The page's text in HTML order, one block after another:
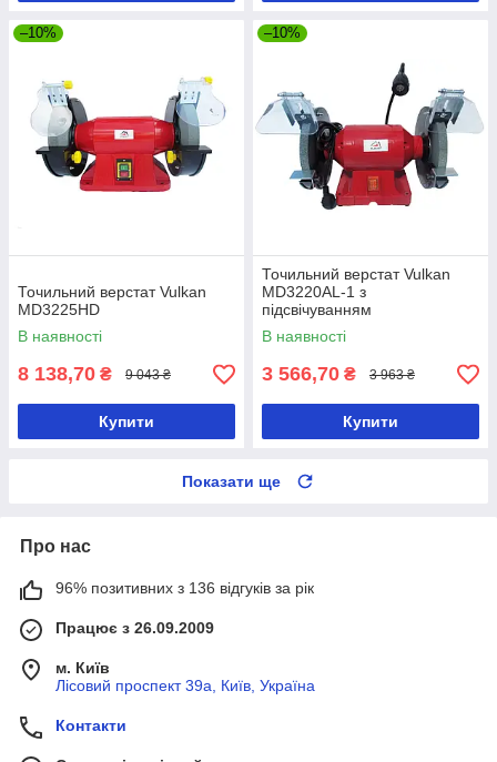
–10%
Точильний верстат Vulkan
MD3225HD
В наявності
8 138,70 ₴ 9 043 ₴
Купити
–10%
Точильний верстат Vulkan
MD3220AL-1 з
підсвічуванням
В наявності
3 566,70 ₴ 3 963 ₴
Купити
Показати ще
Про нас
96% позитивних з 136 відгуків за рік
Працює з 26.09.2009
м. Київ
Лісовий проспект 39а, Київ, Україна
Контакти